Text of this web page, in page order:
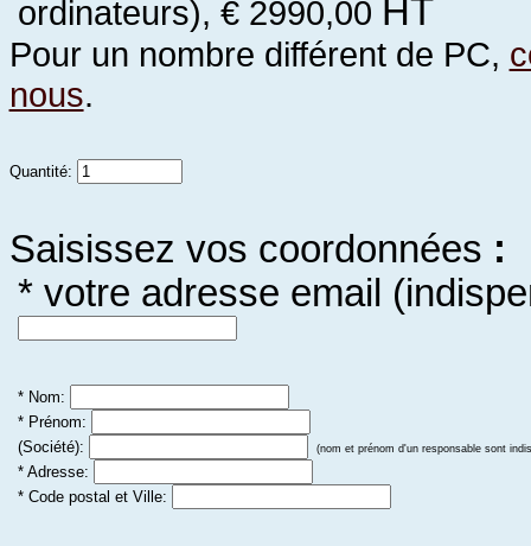
ordinateurs), € 2990,00 HT
Pour un nombre différent de PC,
nous.
Quantité:
Saisissez vos coordonnées :
* votre adresse email
* Nom:
* Prénom:
(Société):
(nom et prénom d'un responsable sont
* Adresse:
* Code postal et Ville: